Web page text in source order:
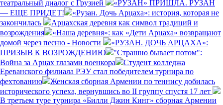
театральный диалог с Грузией
«РУЗАН» ПРИШЛА. РУЗАН
— ЕЩЕ ПРИДЕТ!
«Рузан. Дочь Арцаха»: история, которая не
закончилась
Арцахская деревня как символ традиций и
возрождения
«Наша деревня»: как «Дети Арцаха» возвращают
домой через песню - Новости
«РУЗАН. ДОЧЬ АРЦАХА»:
ПРИЗЫВ К ВОЗРОЖДЕНИЮ
"Страшно бывает потом":
Война за Арцах глазами военкора
Студент колледжа
Ереванского филиала РЭУ стал победителем турнира по
фехтованию
Женская сборная Армении по теннису добилась
исторического успеха, вернувшись во II группу спустя 17 лет
В третьем туре турнира «Билли Джин Кинг» сборная Армении